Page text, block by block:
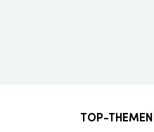
TOP-THEMEN